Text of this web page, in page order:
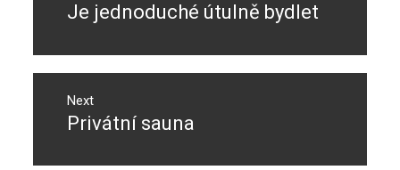
příspěvek
Previous
Je jednoduché útulně bydlet
Next
Next
Privátní sauna